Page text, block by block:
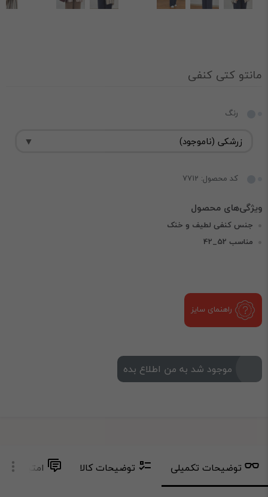
مانتو کتی کنفی
رنگ
کد محصول: 7712
جنس کنفی لطیف و خنک
مناسب 52_42
راهنمای سایز
موجود شد به من اطلاع بده
توضیحات تکمیلی توضیحات کالا امتیاز و